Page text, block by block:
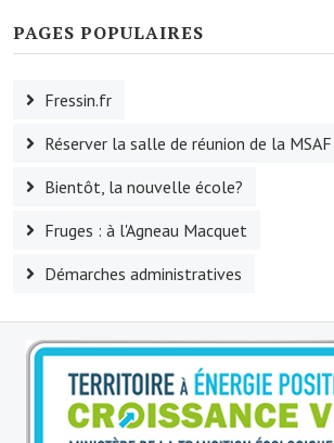
Biens à louer
Terrains et maisons à vendre
Etablissements scolaires
Equipements sportifs
Bibliothèque
Commerçants, artisans
Commerces et professions libérales
Exploitants agricoles
PAGES POPULAIRES
Fressin.fr
Réserver la salle de réunion de la MSAF
Bientôt, la nouvelle école?
Fruges : à l'Agneau Macquet
Démarches administratives